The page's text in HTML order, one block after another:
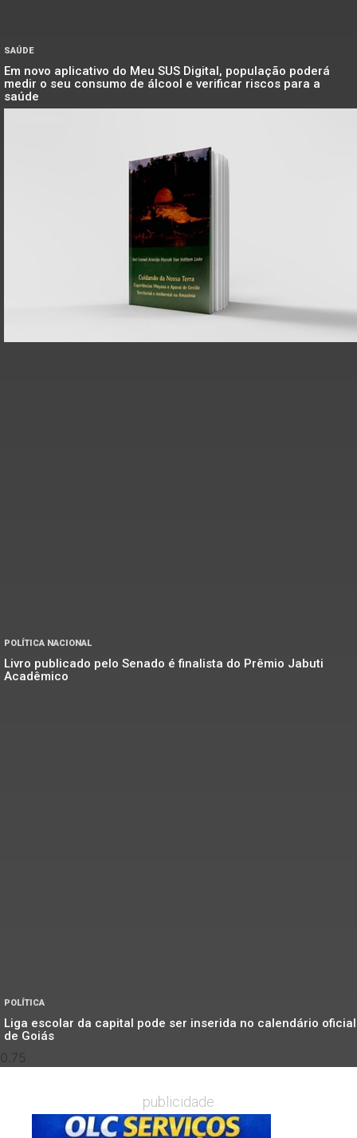
SAÚDE
Em novo aplicativo do Meu SUS Digital, população poderá
medir o seu consumo de álcool e verificar riscos para a
saúde
POLÍTICA NACIONAL
Livro publicado pelo Senado é finalista do Prêmio Jabuti
Acadêmico
POLÍTICA
Liga escolar da capital pode ser inserida no calendário oficial
de Goiás
publicidade